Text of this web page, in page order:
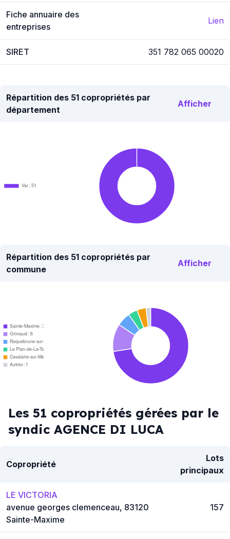
Fiche annuaire des
entreprises
Lien
SIRET 351 782 065 00020
Répartition des 51 copropriétés par
département
Afficher
Var : 51
Répartition des 51 copropriétés par
commune
Afficher
Sainte-Maxime : 37
Grimaud : 6
Roquebrune-sur-Argens : 3
Le Plan-de-La-Tour : 2
Cavalaire-sur-Mer : 2
Autres : 1
Les 51 copropriétés gérées par le
syndic AGENCE DI LUCA
Copropriété
Lots
principaux
LE VICTORIA
avenue georges clemenceau, 83120
Sainte-Maxime
157